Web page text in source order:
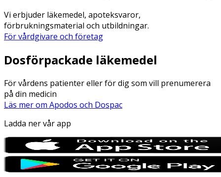
Vi erbjuder läkemedel, apoteksvaror,
förbrukningsmaterial och utbildningar.
För vårdgivare och företag
Dosförpackade läkemedel
För vårdens patienter eller för dig som vill prenumerera
på din medicin
Läs mer om Apodos och Dospac
Ladda ner vår app